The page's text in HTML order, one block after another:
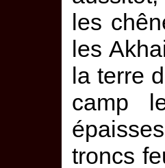
les
les
la terre
camp
troncs